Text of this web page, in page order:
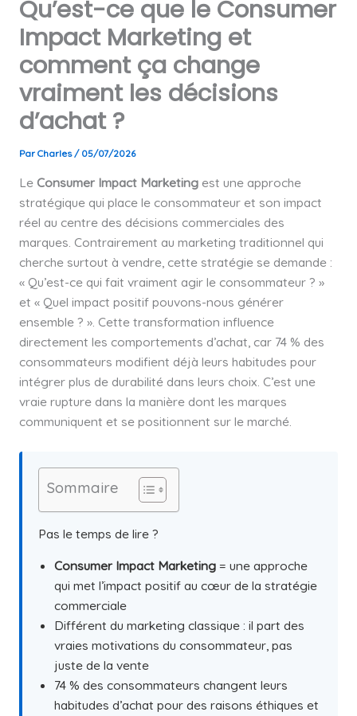
Qu’est-ce que le Consumer
Impact Marketing et
comment ça change
vraiment les décisions
d’achat ?
Par Charles/ 05/07/2026
Le Consumer Impact Marketingest une approche
stratégique qui place le consommateur et son impact
réel au centre des décisions commerciales des
marques. Contrairement au marketing traditionnel qui
cherche surtout à vendre, cette stratégie se demande :
« Qu’est-ce qui fait vraiment agir le consommateur ? »
et « Quel impact positif pouvons-nous générer
ensemble ? ». Cette transformation influence
directement les comportements d’achat, car 74 % des
consommateurs modifient déjà leurs habitudes pour
intégrer plus de durabilité dans leurs choix. C’est une
vraie rupture dans la manière dont les marques
communiquent et se positionnent sur le marché.
Sommaire
Pas le temps de lire ?
Consumer Impact Marketing= une approche
qui met l’impact positif au cœur de la stratégie
commerciale
Différent du marketing classique : il part des
vraies motivations du consommateur, pas
juste de la vente
74 % des consommateurs changent leurs
habitudes d’achat pour des raisons éthiques et